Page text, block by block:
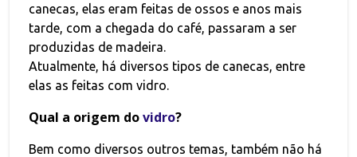
canecas, elas eram feitas de ossos e anos mais
tarde, com a chegada do café, passaram a ser
produzidas de madeira.
Atualmente, há diversos tipos de canecas, entre
elas as feitas com vidro.
Qual a origem dovidro?
Bem como diversos outros temas, também não há